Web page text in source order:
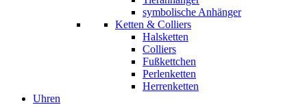
symbolische Anhänger
Ketten & Colliers
Halsketten
Colliers
Fußkettchen
Perlenketten
Herrenketten
Uhren